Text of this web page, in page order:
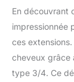
En découvrant
impressionnée
ces
cheveux grâce
type 3/4. Ce